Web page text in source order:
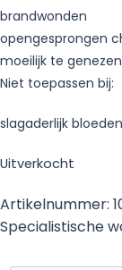
brandwonden
opengesprongen
moeilijk te
Niet toepassen bij:
slagaderlijk bloeden
Uitverkocht
Artikelnummer:
Specialistische